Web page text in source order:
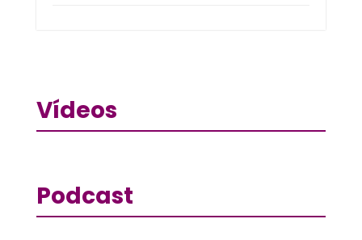
Vídeos
Podcast